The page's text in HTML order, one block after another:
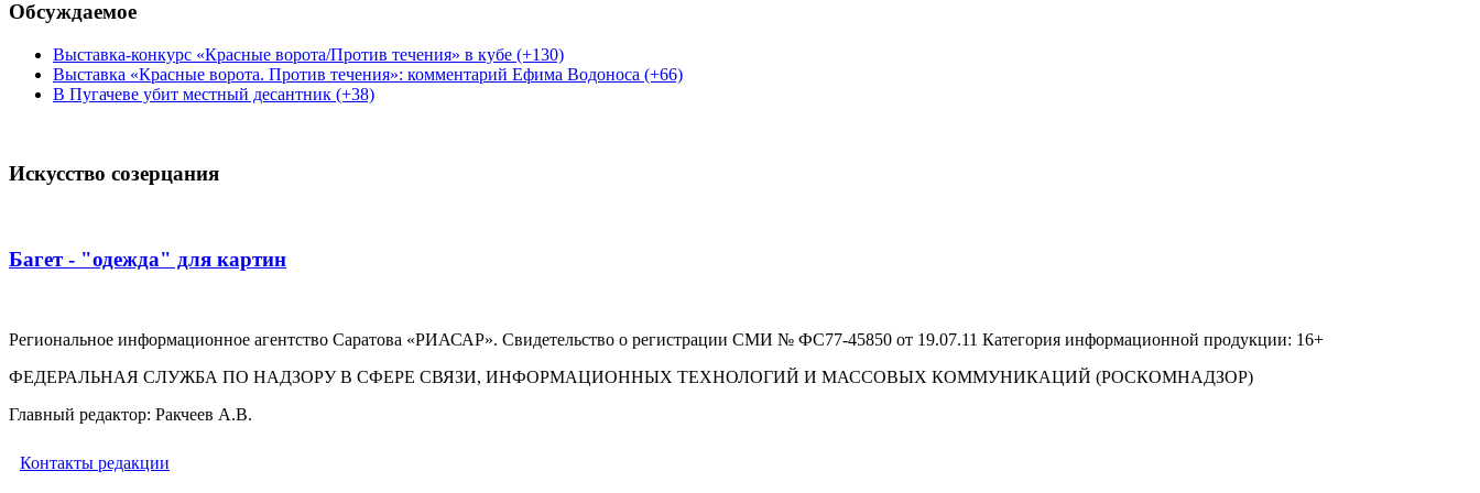
Обсуждаемое
Выставка-конкурс «Красные ворота/Против течения» в кубе (+130)
Выставка «Красные ворота. Против течения»: комментарий Ефима Водоноса (+66)
В Пугачеве убит местный десантник (+38)
Искусство созерцания
Багет - "одежда" для картин
Региональное информационное агентство Саратова «РИАСАР». Свидетельство о регистрации СМИ № ФС77-45850 от 19.07.11 Категория информационной продукции: 16+
ФЕДЕРАЛЬНАЯ СЛУЖБА ПО НАДЗОРУ В СФЕРЕ СВЯЗИ, ИНФОРМАЦИОННЫХ ТЕХНОЛОГИЙ И МАССОВЫХ КОММУНИКАЦИЙ (РОСКОМНАДЗОР)
Главный редактор: Ракчеев А.В.
Контакты редакции